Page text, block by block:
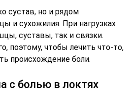
сустав, но и рядом
и сухожилия. При нагрузках
суставы, так и связки.
поэтому, чтобы лечить что-то,
происхождение боли.
с болью в локтях